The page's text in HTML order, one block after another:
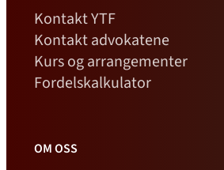
Kontakt YTF
Kontakt advokatene
Kurs og arrangementer
Fordelskalkulator
OM OSS